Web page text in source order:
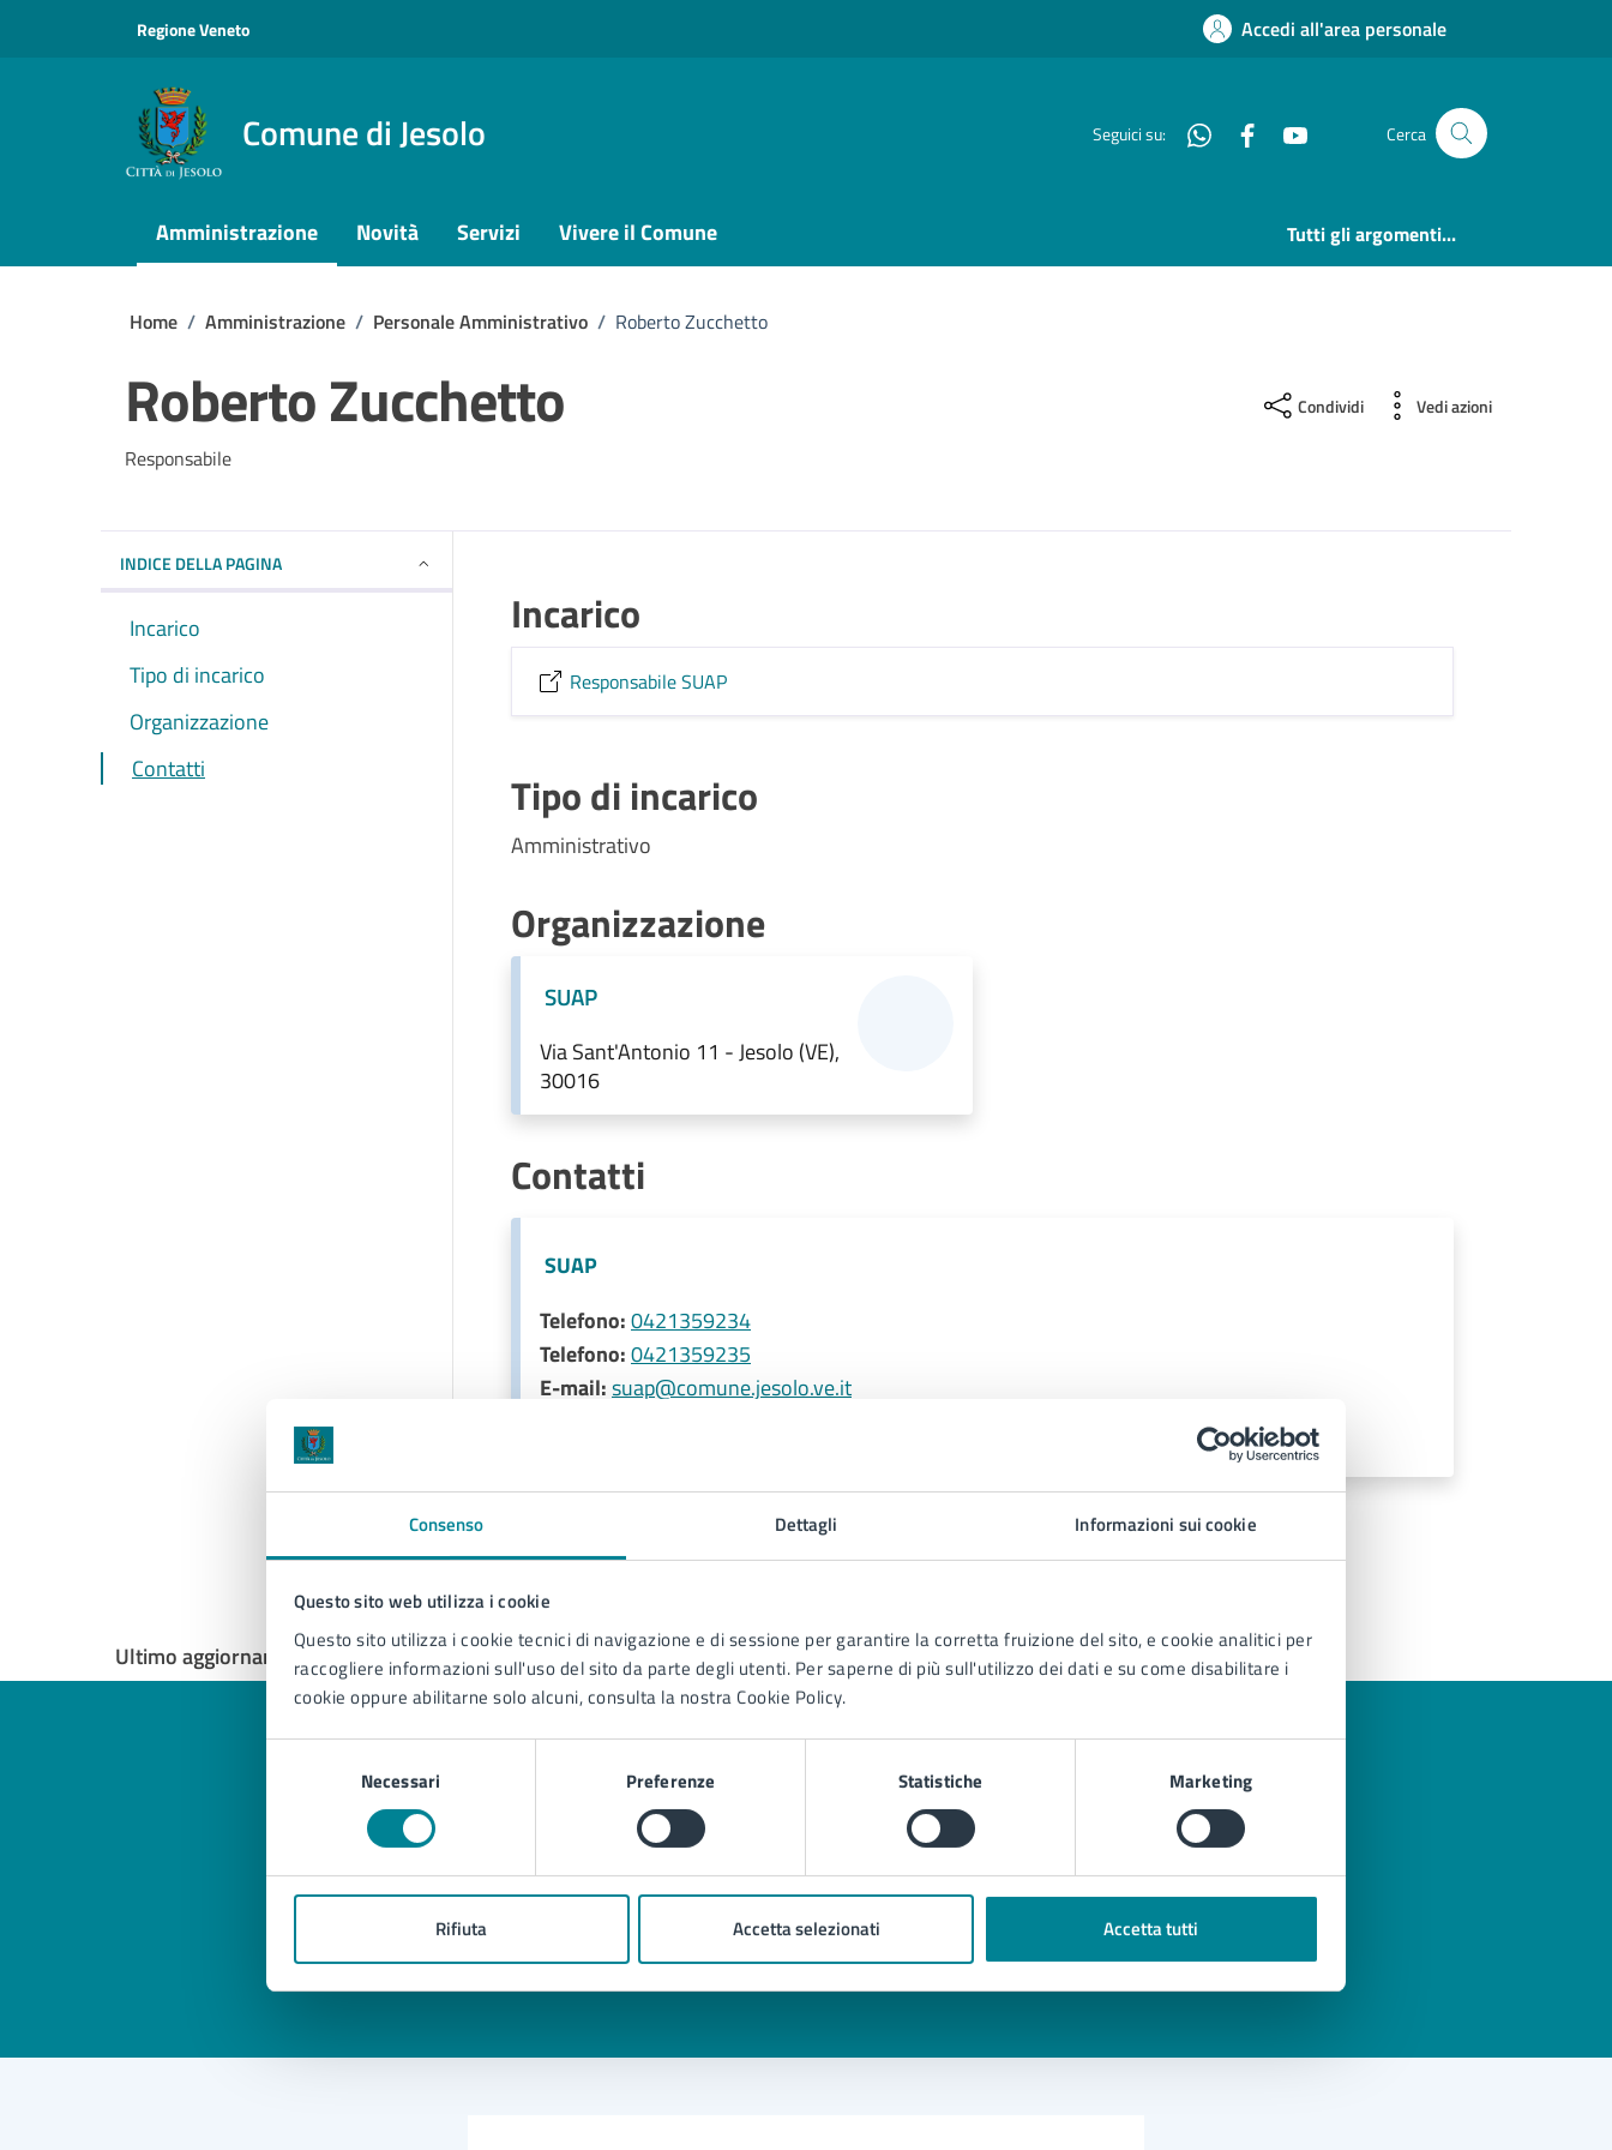
Consenso Dettagli Informazioni sui cookie
Questo sito web utilizza i cookie
Questo sito utilizza i cookie tecnici di navigazione e di sessione per garantire la corretta fruizione del sito, e cookie analitici per
raccogliere informazioni sull'uso del sito da parte degli utenti. Per saperne di più sull'utilizzo dei dati e su come disabilitare i
cookie oppure abilitarne solo alcuni, consulta la nostra Cookie Policy.
Necessari Preferenze Statistiche Marketing
Rifiuta Accetta selezionati Accetta tutti
Regione Veneto Accedi all'area personale
Comune di Jesolo Seguici su: WhatsappFacebook Cerca
Amministrazione Novità Servizi Vivere il Comune Tutti gli argomenti...
Home / Amministrazione / Personale Amministrativo / Roberto Zucchetto
Roberto Zucchetto
Responsabile
Condividi Vedi azioni
INDICE DELLA PAGINA
Incarico
Tipo di incarico
Organizzazione
Contatti
Incarico
Responsabile SUAP
Tipo di incarico
Amministrativo
Organizzazione
SUAP
Via Sant'Antonio 11 - Jesolo (VE),
30016
Contatti
SUAP
Telefono:0421359234
Telefono:0421359235
E-mail:suap@comune.jesolo.ve.it
Ultimo aggiornamento:15/06/2026, 11:39
Quanto sono chiare le informazioni su questa
Valuta 5 stelle su 5